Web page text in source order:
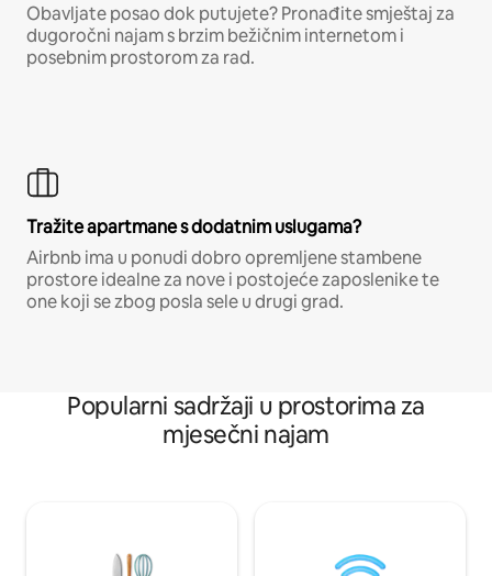
Obavljate posao dok putujete? Pronađite smještaj za
dugoročni najam s brzim bežičnim internetom i
posebnim prostorom za rad.
Tražite apartmane s dodatnim uslugama?
Airbnb ima u ponudi dobro opremljene stambene
prostore idealne za nove i postojeće zaposlenike te
one koji se zbog posla sele u drugi grad.
Popularni sadržaji u prostorima za
mjesečni najam